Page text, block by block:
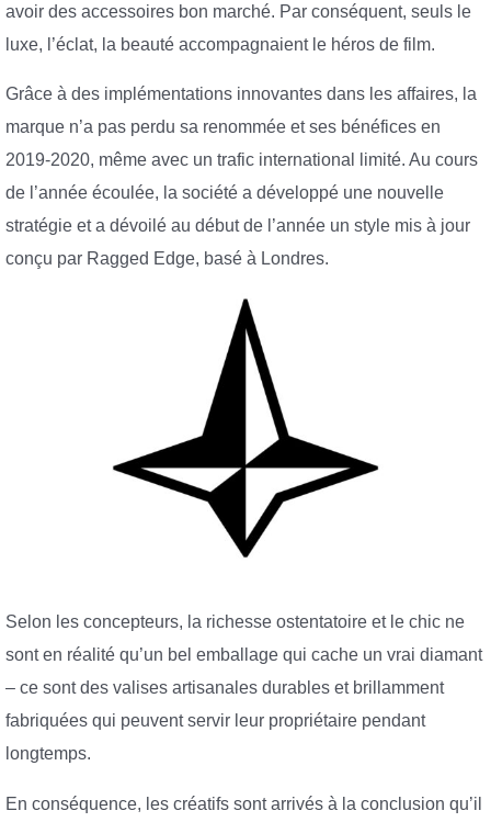
avoir des accessoires bon marché. Par conséquent, seuls le
luxe, l’éclat, la beauté accompagnaient le héros de film.
Grâce à des implémentations innovantes dans les affaires, la
marque n’a pas perdu sa renommée et ses bénéfices en
2019-2020, même avec un trafic international limité. Au cours
de l’année écoulée, la société a développé une nouvelle
stratégie et a dévoilé au début de l’année un style mis à jour
conçu par Ragged Edge, basé à Londres.
Selon les concepteurs, la richesse ostentatoire et le chic ne
sont en réalité qu’un bel emballage qui cache un vrai diamant
– ce sont des valises artisanales durables et brillamment
fabriquées qui peuvent servir leur propriétaire pendant
longtemps.
En conséquence, les créatifs sont arrivés à la conclusion qu’il